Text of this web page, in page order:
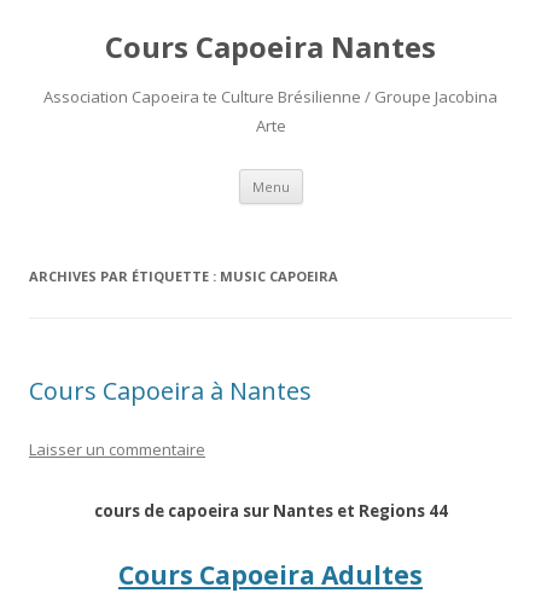
Cours Capoeira Nantes
Association Capoeira te Culture Brésilienne / Groupe Jacobina
Arte
Menu Aller
contenu
ARCHIVES PAR ÉTIQUETTE : MUSIC CAPOEIRA
Cours Capoeira à Nantes
Laisser un commentaire
cours de capoeira sur Nantes et Regions 44
Cours Capoeira Adultes